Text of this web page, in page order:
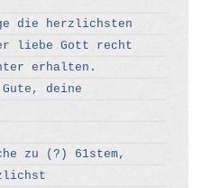
die herzlichsten
liebe Gott recht
erhalten.
deine
zu (?) 61stem,